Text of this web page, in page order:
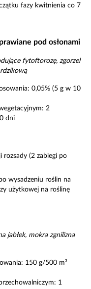
fazy kwitnienia co 7
pod osłonami
fytoftorozę, zgorzel
0,05% (5 g w 10
2
dni
rozsady (2 zabiegi po
wysadzeniu roślin na
użytkowej na roślinę
jabłek, mokra zgnilizna
150 g/500 m³
1